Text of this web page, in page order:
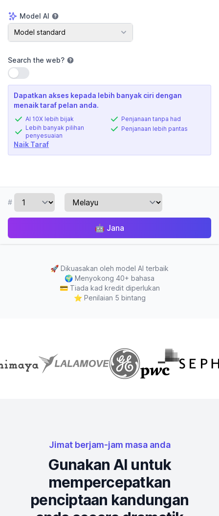
Model AI
Model AI
Model standard
Search the web?
Gunakan tetapan
Dapatkan akses kepada lebih banyak ciri dengan
menaik taraf pelan anda.
AI 10X lebih bijak
Lebih banyak pilihan
penyesuaian
Penjanaan tanpa had
Penjanaan lebih pantas
Naik Taraf
#
🤖 Jana
🚀 Dikuasakan oleh model AI terbaik
🌍 Menyokong 40+ bahasa
💳 Tiada kad kredit diperlukan
⭐ Penilaian 5 bintang
Jimat berjam-jam masa anda
Gunakan AI untuk
mempercepatkan
penciptaan kandungan